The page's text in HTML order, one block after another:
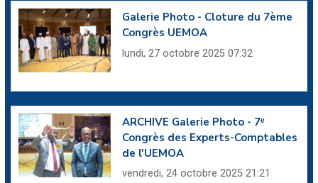
Galerie Photo - Cloture du 7ème
Congrès UEMOA
lundi, 27 octobre 2025 07:32
ARCHIVE Galerie Photo - 7ᵉ
Congrès des Experts-Comptables
de l'UEMOA
vendredi, 24 octobre 2025 21:21